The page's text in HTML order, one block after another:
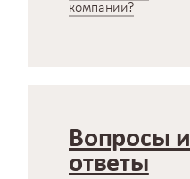
компании?
Вопросы и
ответы